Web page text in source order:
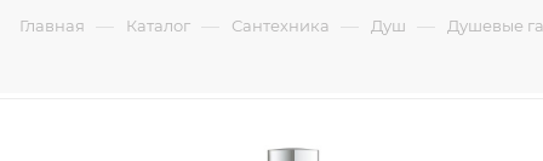
Главная — Каталог — Сантехника — Душ — Душевые